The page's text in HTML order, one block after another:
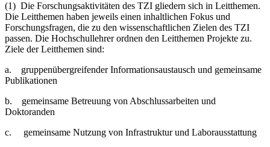
(1) Die Forschungsaktivitäten des TZI gliedern sich in Leitthemen.
Die Leitthemen haben jeweils einen inhaltlichen Fokus und
Forschungsfragen, die zu den wissenschaftlichen Zielen des TZI
passen. Die Hochschullehrer ordnen den Leitthemen Projekte zu.
Ziele der Leitthemen sind:
a. gruppenübergreifender Informationsaustausch und gemeinsame
Publikationen
b. gemeinsame Betreuung von Abschlussarbeiten und
Doktoranden
c. gemeinsame Nutzung von Infrastruktur und Laborausstattung